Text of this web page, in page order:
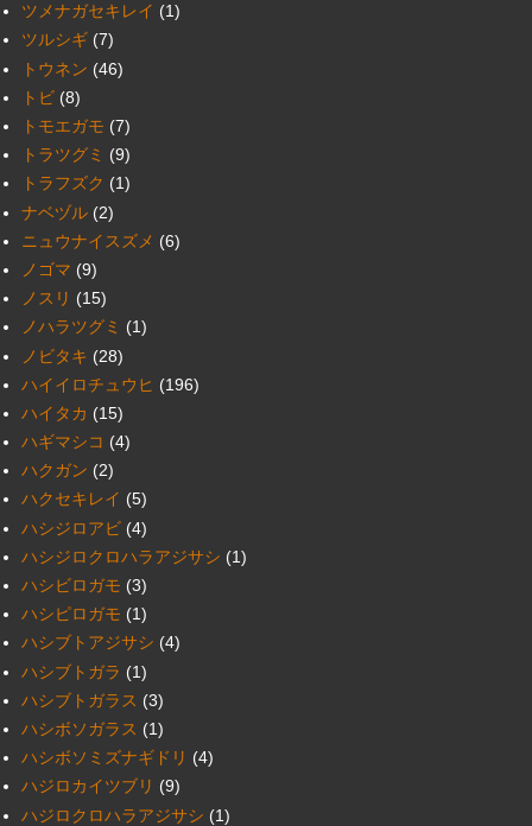
ツメナガセキレイ (1)
ツルシギ (7)
トウネン (46)
トビ (8)
トモエガモ (7)
トラツグミ (9)
トラフズク (1)
ナベヅル (2)
ニュウナイスズメ (6)
ノゴマ (9)
ノスリ (15)
ノハラツグミ (1)
ノビタキ (28)
ハイイロチュウヒ (196)
ハイタカ (15)
ハギマシコ (4)
ハクガン (2)
ハクセキレイ (5)
ハシジロアビ (4)
ハシジロクロハラアジサシ (1)
ハシビロガモ (3)
ハシピロガモ (1)
ハシブトアジサシ (4)
ハシブトガラ (1)
ハシブトガラス (3)
ハシボソガラス (1)
ハシボソミズナギドリ (4)
ハジロカイツブリ (9)
ハジロクロハラアジサシ (1)